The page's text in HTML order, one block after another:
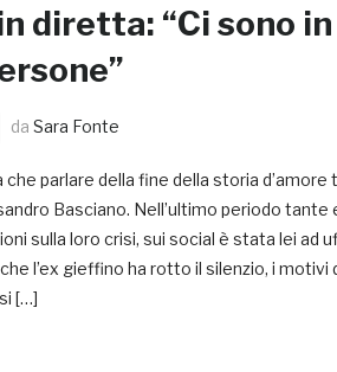
diretta: “Ci sono in
da Sara Fonte
che parlare della fine della storia d’amore
Basciano. Nell’ultimo periodo tante
sulla loro crisi, sui social è stata lei ad
l’ex gieffino ha rotto il silenzio, i motivi
[…]